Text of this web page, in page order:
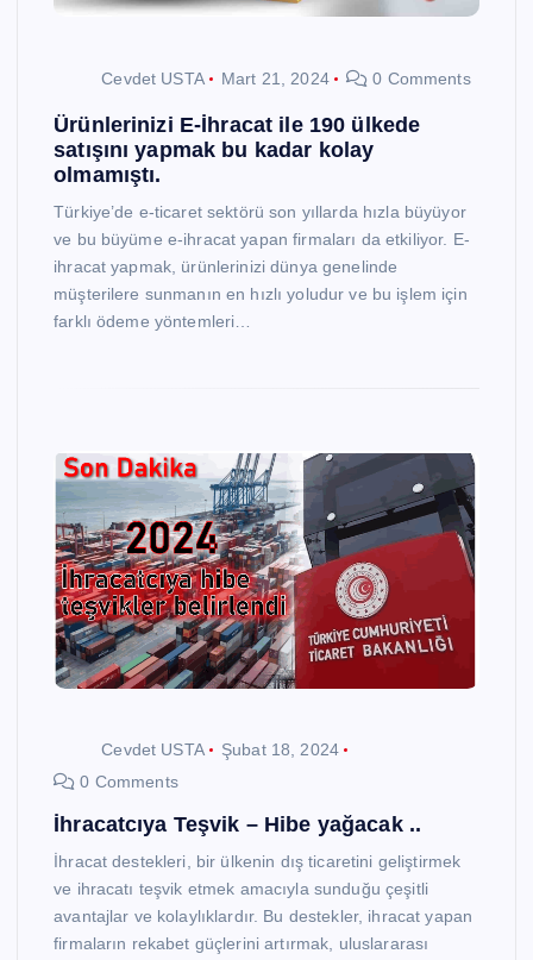
Cevdet USTA Mart 21, 2024 0 Comments
Ürünlerinizi E-İhracat ile 190 ülkede
satışını yapmak bu kadar kolay
olmamıştı.
Türkiye’de e-ticaret sektörü son yıllarda hızla büyüyor
ve bu büyüme e-ihracat yapan firmaları da etkiliyor. E-
ihracat yapmak, ürünlerinizi dünya genelinde
müşterilere sunmanın en hızlı yoludur ve bu işlem için
farklı ödeme yöntemleri…
Cevdet USTA
Şubat 18, 2024
0 Comments
İhracatcıya Teşvik – Hibe yağacak ..
İhracat destekleri, bir ülkenin dış ticaretini geliştirmek
ve ihracatı teşvik etmek amacıyla sunduğu çeşitli
avantajlar ve kolaylıklardır. Bu destekler, ihracat yapan
firmaların rekabet güçlerini artırmak, uluslararası